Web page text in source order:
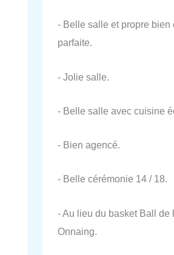
- Belle salle et propre bien
parfaite.
- Jolie salle.
- Belle salle avec cuisine
- Bien agencé.
- Belle cérémonie 14 / 18.
- Au lieu du basket Ball de
Onnaing.